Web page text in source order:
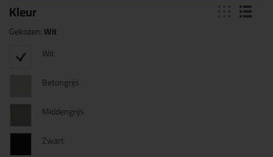
Kleur
Gekozen:Wit
Wit
Betongrijs
Middengrijs
Zwart